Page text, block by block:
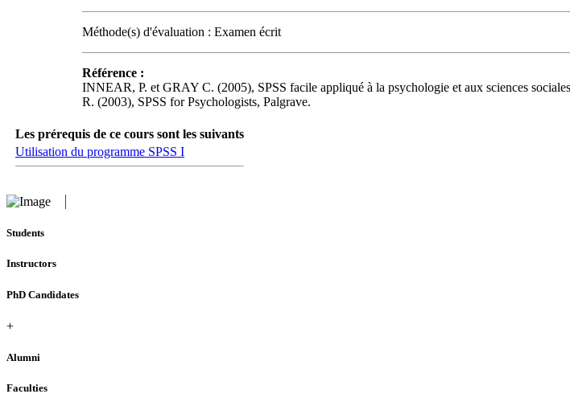
Méthode(s) d'évaluation : Examen écrit
Référence :
INNEAR, P. et GRAY C. (2005), SPSS facile appliqué à la psychologie et aux sciences
R. (2003), SPSS for Psychologists, Palgrave.
Les prérequis de ce cours sont les suivants
Utilisation du programme SPSS I
Students
Instructors
PhD Candidates
+
Alumni
Faculties